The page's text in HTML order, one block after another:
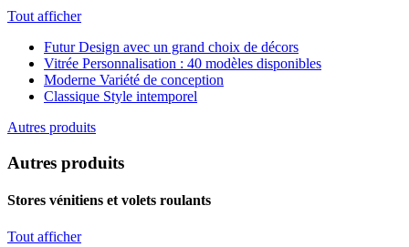
Tout afficher
Futur Design avec un grand choix de décors
Vitrée Personnalisation : 40 modèles disponibles
Moderne Variété de conception
Classique Style intemporel
Autres produits
Autres produits
Stores vénitiens et volets roulants
Tout afficher